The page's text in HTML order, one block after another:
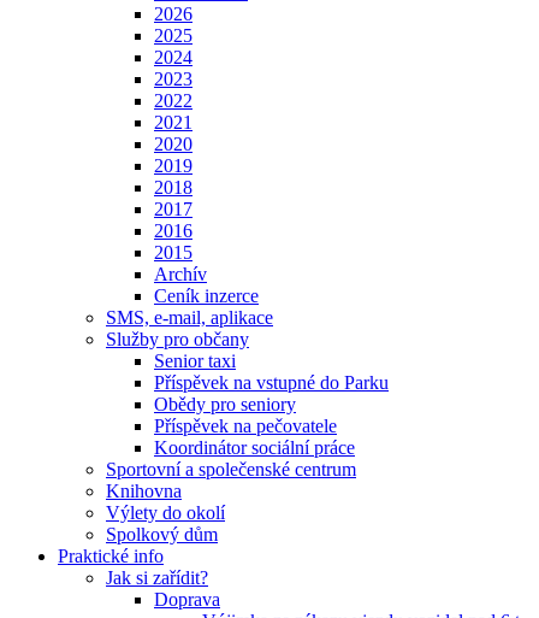
2026
2025
2024
2023
2022
2021
2020
2019
2018
2017
2016
2015
Archív
Ceník inzerce
SMS, e-mail, aplikace
Služby pro občany
Senior taxi
Příspěvek na vstupné do Parku
Obědy pro seniory
Příspěvek na pečovatele
Koordinátor sociální práce
Sportovní a společenské centrum
Knihovna
Výlety do okolí
Spolkový dům
Praktické info
Jak si zařídit?
Doprava